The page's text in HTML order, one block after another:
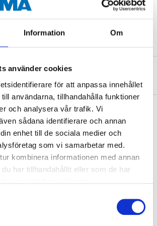
Information Om
använder cookies
för att anpassa innehållet
användarna, tillhandahålla funktioner
och analysera vår trafik. Vi
sådana identifierare och annan
enhet till de sociala medier och
som vi samarbetar med.
kombinera informationen med annan
har tillhandahållit eller som de har
12,8 mm
Köp & Hämta
inom 2 timmar! För mer information om
tjänsten och våra villkor.
LÄS MER
kunder köpte också